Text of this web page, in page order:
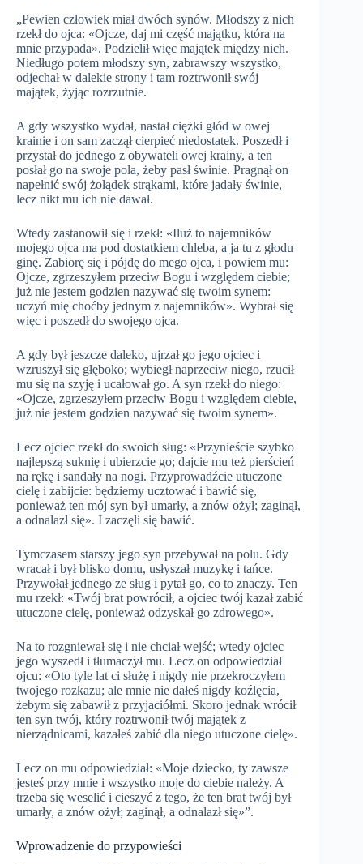
„Pewien człowiek miał dwóch synów. Młodszy z nich
rzekł do ojca: «Ojcze, daj mi część majątku, która na
mnie przypada». Podzielił więc majątek między nich.
Niedługo potem młodszy syn, zabrawszy wszystko,
odjechał w dalekie strony i tam roztrwonił swój
majątek, żyjąc rozrzutnie.
A gdy wszystko wydał, nastał ciężki głód w owej
krainie i on sam zaczął cierpieć niedostatek. Poszedł i
przystał do jednego z obywateli owej krainy, a ten
posłał go na swoje pola, żeby pasł świnie. Pragnął on
napełnić swój żołądek strąkami, które jadały świnie,
lecz nikt mu ich nie dawał.
Wtedy zastanowił się i rzekł: «Iluż to najemników
mojego ojca ma pod dostatkiem chleba, a ja tu z głodu
ginę. Zabiorę się i pójdę do mego ojca, i powiem mu:
Ojcze, zgrzeszyłem przeciw Bogu i względem ciebie;
już nie jestem godzien nazywać się twoim synem:
uczyń mię choćby jednym z najemników». Wybrał się
więc i poszedł do swojego ojca.
A gdy był jeszcze daleko, ujrzał go jego ojciec i
wzruszył się głęboko; wybiegł naprzeciw niego, rzucił
mu się na szyję i ucałował go. A syn rzekł do niego:
«Ojcze, zgrzeszyłem przeciw Bogu i względem ciebie,
już nie jestem godzien nazywać się twoim synem».
Lecz ojciec rzekł do swoich sług: «Przynieście szybko
najlepszą suknię i ubierzcie go; dajcie mu też pierścień
na rękę i sandały na nogi. Przyprowadźcie utuczone
cielę i zabijcie: będziemy ucztować i bawić się,
ponieważ ten mój syn był umarły, a znów ożył; zaginął,
a odnalazł się». I zaczęli się bawić.
Tymczasem starszy jego syn przebywał na polu. Gdy
wracał i był blisko domu, usłyszał muzykę i tańce.
Przywołał jednego ze sług i pytał go, co to znaczy. Ten
mu rzekł: «Twój brat powrócił, a ojciec twój kazał zabić
utuczone cielę, ponieważ odzyskał go zdrowego».
Na to rozgniewał się i nie chciał wejść; wtedy ojciec
jego wyszedł i tłumaczył mu. Lecz on odpowiedział
ojcu: «Oto tyle lat ci służę i nigdy nie przekroczyłem
twojego rozkazu; ale mnie nie dałeś nigdy koźlęcia,
żebym się zabawił z przyjaciółmi. Skoro jednak wrócił
ten syn twój, który roztrwonił twój majątek z
nierządnicami, kazałeś zabić dla niego utuczone cielę».
Lecz on mu odpowiedział: «Moje dziecko, ty zawsze
jesteś przy mnie i wszystko moje do ciebie należy. A
trzeba się weselić i cieszyć z tego, że ten brat twój był
umarły, a znów ożył; zaginął, a odnalazł się»”.
Wprowadzenie do przypowieści